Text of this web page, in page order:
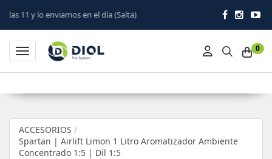
en el día (Salta)
0
Toggle navigation
ACCESORIOS /
Spartan | Airlift Limon 1 Litro Aromatizador Ambiente
Concentrado 1:5 | Dil 1:5